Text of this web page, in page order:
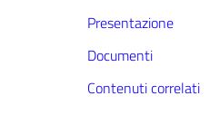
Presentazione
Documenti
Contenuti correlati